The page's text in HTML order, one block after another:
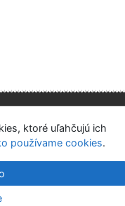
Nastavenie cookies
Bratislave
Slovakia, s.r.o.
ktoré uľahčujú ich
používame cookies.